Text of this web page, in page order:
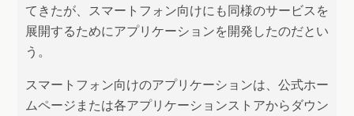
てきたが、スマートフォン向けにも同様のサービスを
展開するためにアプリケーションを開発したのだとい
う。
スマートフォン向けのアプリケーションは、公式ホー
ムページまたは各アプリケーションストアからダウン